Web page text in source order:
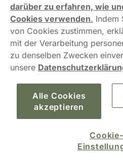
37,99 €
Mo-Do: 08-17 Uhr
darüber zu erfahren, wie
Cookies verwenden. Indem
von Cookies zustimmen,
mit der Verarbeitung
zu denselben Zwecken
unsere
Alle Cookies
akzeptieren
Cookie-